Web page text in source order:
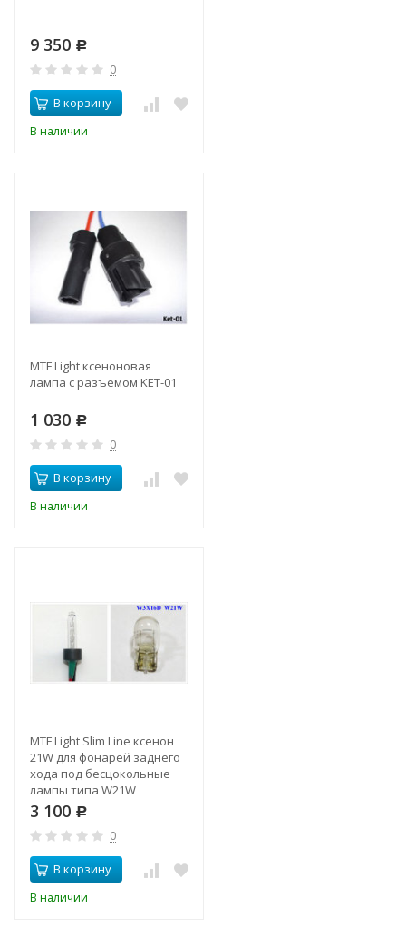
9 350 Р
0
В корзину
В наличии
MTF Light ксеноновая
лампа с разъемом KET-01
1 030 Р
0
В корзину
В наличии
MTF Light Slim Line ксенон
21W для фонарей заднего
хода под бесцокольные
лампы типа W21W
3 100 Р
0
В корзину
В наличии